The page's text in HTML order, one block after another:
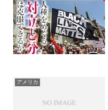
アメリカ